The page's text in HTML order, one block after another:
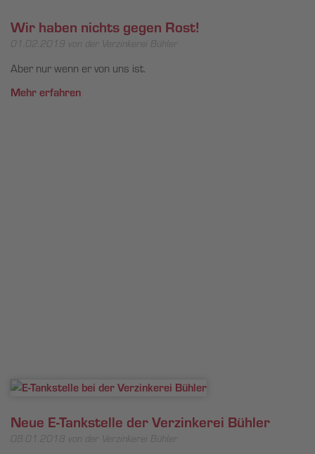
Wir haben nichts gegen Rost!
01.02.2019 von der Verzinkerei Bühler
Aber nur wenn er von uns ist.
Mehr erfahren
Neue E-Tankstelle der Verzinkerei Bühler
08.01.2018 von der Verzinkerei Bühler